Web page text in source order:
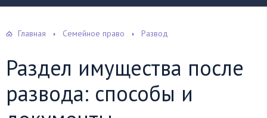
Главная Семейное право Развод
Раздел имущества после
развода: способы и